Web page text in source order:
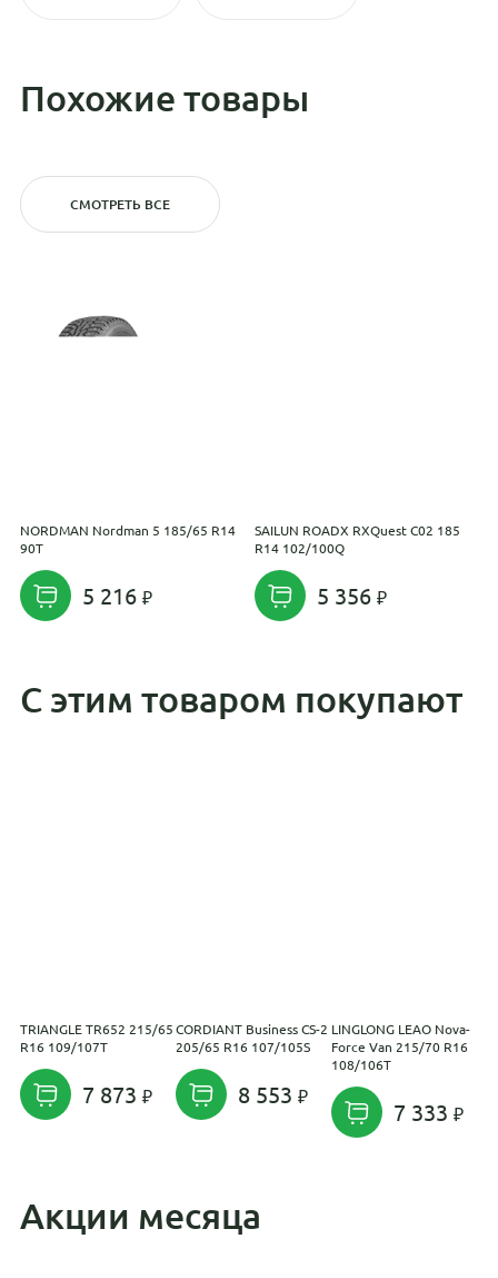
Похожие товары
СМОТРЕТЬ ВСЕ
NORDMAN Nordman 5 185/65 R14
90T
5 216
SAILUN ROADX RXQuest C02 185
R14 102/100Q
5 356
С этим товаром покупают
TRIANGLE TR652 215/65
R16 109/107T
7 873
CORDIANT Business CS-2
205/65 R16 107/105S
8 553
LINGLONG LEAO Nova-
Force Van 215/70 R16
108/106T
7 333
Акции месяца